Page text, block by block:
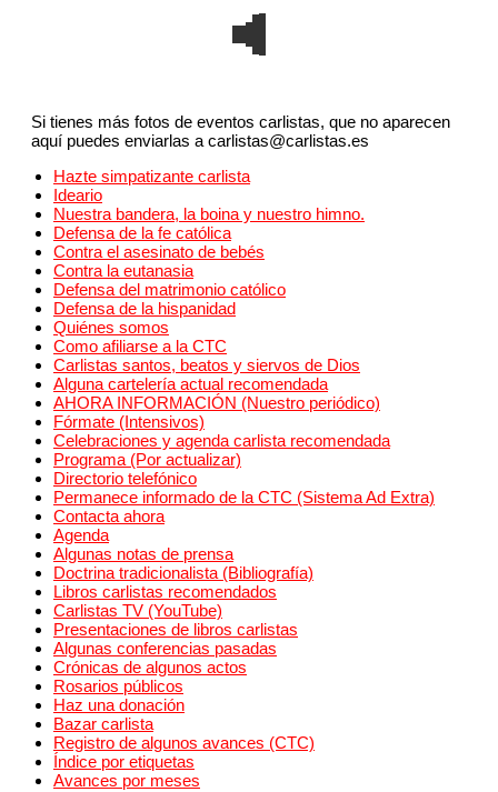
Si tienes más fotos de eventos carlistas, que no aparecen
aquí puedes enviarlas a carlistas@carlistas.es
Hazte simpatizante carlista
Ideario
Nuestra bandera, la boina y nuestro himno.
Defensa de la fe católica
Contra el asesinato de bebés
Contra la eutanasia
Defensa del matrimonio católico
Defensa de la hispanidad
Quiénes somos
Como afiliarse a la CTC
Carlistas santos, beatos y siervos de Dios
Alguna cartelería actual recomendada
AHORA INFORMACIÓN (Nuestro periódico)
Fórmate (Intensivos)
Celebraciones y agenda carlista recomendada
Programa (Por actualizar)
Directorio telefónico
Permanece informado de la CTC (Sistema Ad Extra)
Contacta ahora
Agenda
Algunas notas de prensa
Doctrina tradicionalista (Bibliografía)
Libros carlistas recomendados
Carlistas TV (YouTube)
Presentaciones de libros carlistas
Algunas conferencias pasadas
Crónicas de algunos actos
Rosarios públicos
Haz una donación
Bazar carlista
Registro de algunos avances (CTC)
Índice por etiquetas
Avances por meses